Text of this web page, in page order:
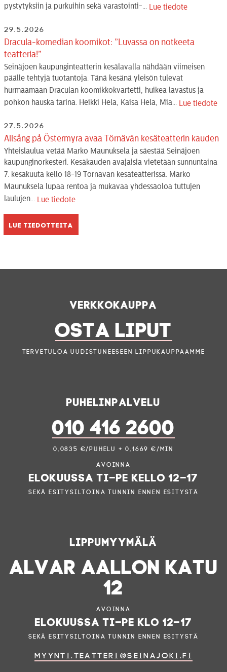
pystytyksiin ja purkuihin sekä varastointi-...
Lue tiedote
29.5.2026
Dracula-komedian koomikot: ”Luvassa on notkeeta
teatteria!”
Seinäjoen kaupunginteatterin kesälavalla nähdään viimeisen
päälle tehtyjä tuotantoja. Tänä kesänä yleisön tulevat
hurmaamaan Draculan koomikkokvartetti, huikea lavastus ja
pöhkön hauska tarina. Heikki Hela, Kaisa Hela, Mia...
Lue tiedote
27.5.2026
Allsång på Östermyra avaa Törnävän kesäteatterin kauden
Yhteislaulua vetää Marko Maunuksela ja säestää Seinäjoen
kaupunginorkesteri. Kesäkauden avajaisia vietetään sunnuntaina
7. kesäkuuta kello 18-19 Törnävän kesäteatterissa. Marko
Maunuksela lupaa rentoa ja mukavaa yhdessäoloa tuttujen
laulujen...
Lue tiedote
Lue tiedotteita
Verkkokauppa
OSTA LIPUT
Tervetuloa uudistuneeseen lippukauppaamme
Puhelinpalvelu
010 416 2600
0,0835 €/puhelu + 0,1669 €/min
Avoinna
elokuussa ti–pe kello 12–17
sekä esitysiltoina tunnin ennen esitystä
Lippumyymälä
ALVAR AALLON KATU
12
Avoinna
elokuussa ti–pe klo 12–17
sekä esitysiltoina tunnin ennen esitystä
myynti.teatteri@seinajoki.fi